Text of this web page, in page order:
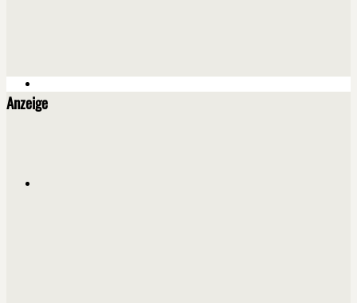
Anzeige